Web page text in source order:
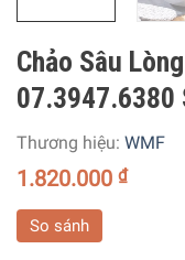
Chảo Sâu
07.3947.6380
Thương hiệu: WMF
1.820.000 ₫
So sánh